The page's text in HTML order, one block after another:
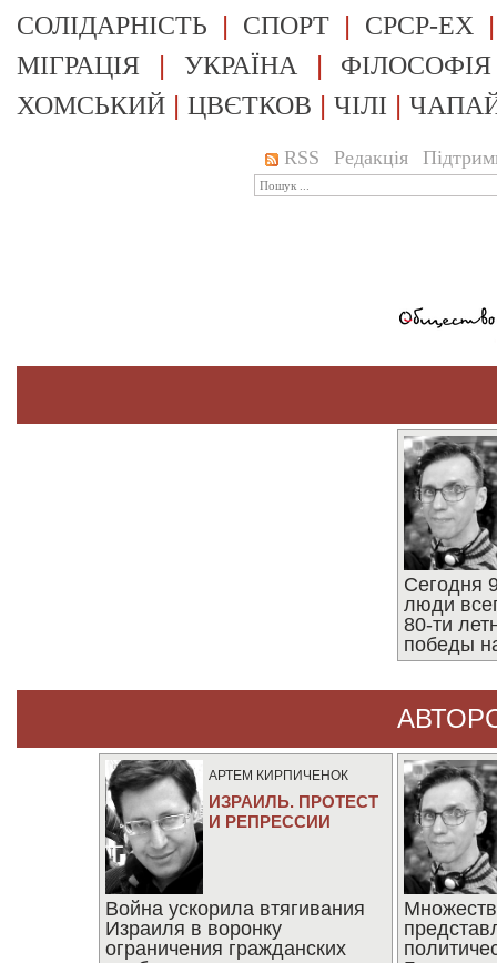
СОЛІДАРНІСТЬ | СПОРТ | СРСР-EX
МІГРАЦІЯ | УКРАЇНА | ФІЛОСОФІЯ
ХОМСЬКИЙ | ЦВЄТКОВ | ЧІЛІ |
RSS Редакція
Сегодня
люди
80-ти
победы
АРТЕМ КИРПИЧЕНОК
ИЗРАИЛЬ. ПРОТЕСТ
И РЕПРЕССИИ
Война ускорила втягивания
Израиля в воронку
ограничения гражданских